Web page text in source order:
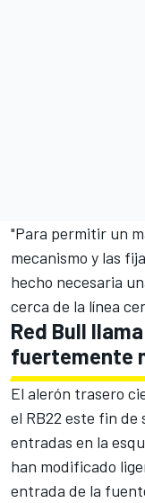
"Para permitir un
mecanismo y las
hecho necesaria
cerca de la línea
Red Bull
fuertemente
El alerón trasero
el RB22 este fin de
entradas en la
han modificado
entrada de la